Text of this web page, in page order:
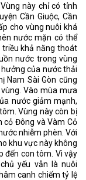
này chỉ có tỉnh
Cần Giuộc, Cần
cho vùng nuôi khá
nước mặn có thể
triều khả năng thoát
nước trong vùng
của nước thải
Nam Sài Gòn cũng
Vào mùa mưa
nước giảm mạnh,
Vùng này còn bị
cỏ Đông và Vàm Cỏ
nhiễm phèn. Với
khu vực này không
đến con tôm. Vì vậy
yếu vẫn là nuôi
canh chiếm tỷ lệ